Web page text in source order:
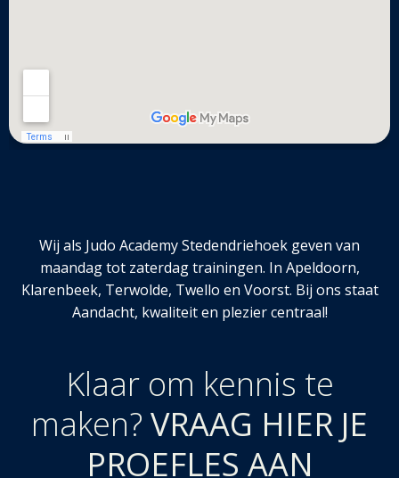
Wij als Judo Academy Stedendriehoek geven van
maandag tot zaterdag trainingen. In Apeldoorn,
Klarenbeek, Terwolde, Twello en Voorst. Bij ons staat
Aandacht, kwaliteit en plezier centraal!
Klaar om kennis te
maken? VRAAG HIER JE
PROEFLES AAN